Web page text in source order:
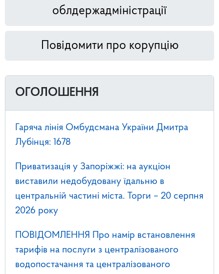
облдержадміністрації
Повідомити про корупцію
ОГОЛОШЕННЯ
Гаряча лінія Омбудсмана України Дмитра
Лубінця: 1678
Приватизація у Запоріжжі: на аукціон
виставили недобудовану їдальню в
центральній частині міста. Торги – 20 серпня
2026 року
ПОВІДОМЛЕННЯ Про намір встановлення
тарифів на послуги з централізованого
водопостачання та централізованого